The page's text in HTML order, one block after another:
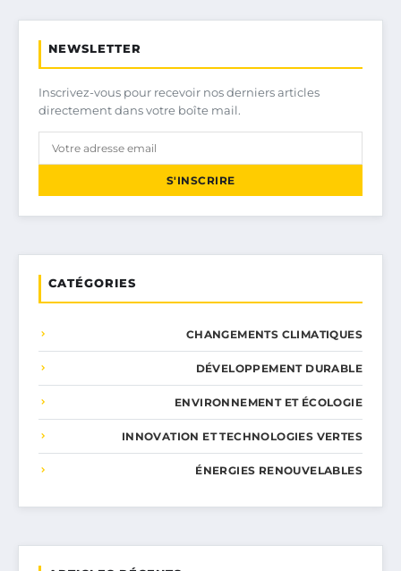
NEWSLETTER
Inscrivez-vous pour recevoir nos derniers articles
directement dans votre boîte mail.
S'INSCRIRE
CATÉGORIES
CHANGEMENTS CLIMATIQUES
DÉVELOPPEMENT DURABLE
ENVIRONNEMENT ET ÉCOLOGIE
INNOVATION ET TECHNOLOGIES VERTES
ÉNERGIES RENOUVELABLES